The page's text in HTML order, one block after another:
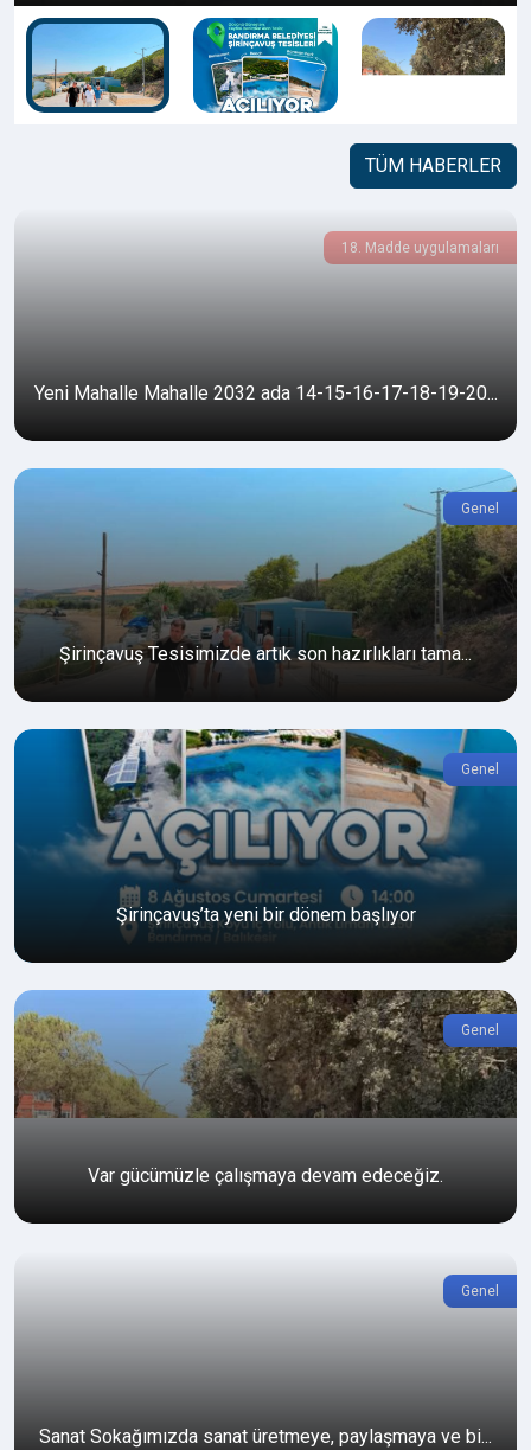
TÜM HABERLER
Yeni Mahalle Mahalle 2032 ada 14-15-16-17-18-19-20...
18. Madde uygulamaları
Şirinçavuş Tesisimizde artık son hazırlıkları tama...
Genel
Şirinçavuş’ta yeni bir dönem başlıyor
Genel
Var gücümüzle çalışmaya devam edeceğiz.
Genel
Sanat Sokağımızda sanat üretmeye, paylaşmaya ve bi...
Genel